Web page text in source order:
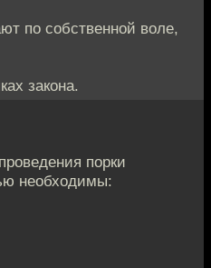
по собственной воле,
закона.
порки
необходимы: